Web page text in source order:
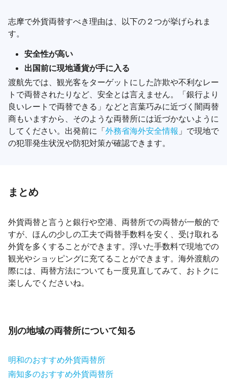
志摩で外貨両替すべき理由は、以下の２つが挙げられま
す。
安全性が高い
出国前に現地通貨が手に入る
渡航先では、観光客をターゲットにした詐欺や不利なレー
トで両替されたりなど、安全とは言えません。「銀行より
良いレートで両替できる」などと言葉巧みに近づく闇両替
商もいますから、そのような両替所には近づかないように
してください。出発前に「外務省海外安全情報 」で現地で
の犯罪発生状況や防犯対策が確認できます。
まとめ
外貨両替と言うと銀行や空港、両替所での両替が一般的で
すが、ほんの少しの工夫で両替手数料を安く、受け取れる
外貨を多くすることができます。浮いた手数料で現地での
観光やショッピングに充てることができます。海外渡航の
際には、両替方法についても一度見直してみて、おトクに
楽しんでくださいね。
別の地域の両替所について知る
明和のおすすめ外貨両替所
南知多のおすすめ外貨両替所